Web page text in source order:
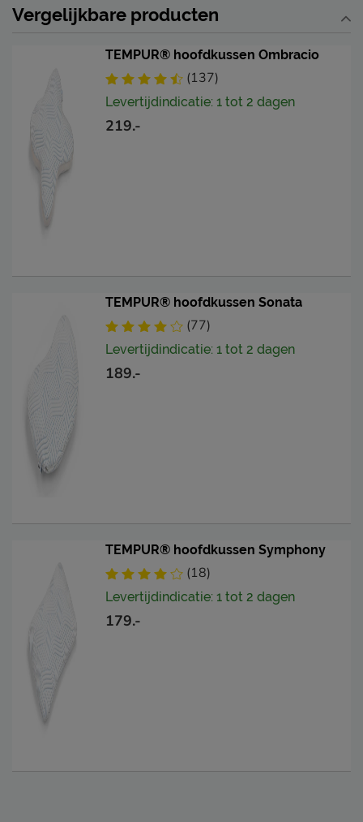
Vergelijkbare producten
TEMPUR® hoofdkussen Ombracio
(137)
Levertijdindicatie: 1 tot 2 dagen
219.-
TEMPUR® hoofdkussen Sonata
(77)
Levertijdindicatie: 1 tot 2 dagen
189.-
TEMPUR® hoofdkussen Symphony
(18)
Levertijdindicatie: 1 tot 2 dagen
179.-